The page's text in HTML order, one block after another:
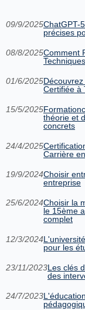
09/9/2025ChatGPT-
précises
08/8/2025Comment
01/6/2025
Certifiée à
15/5/2025
théorie et
concrets
24/4/2025
Carrière
19/9/2024Choisir
entreprise
25/6/2024Choisir la
le 15ème
complet
12/3/2024
pour les
23/11/2023Les clés
des
24/7/2023